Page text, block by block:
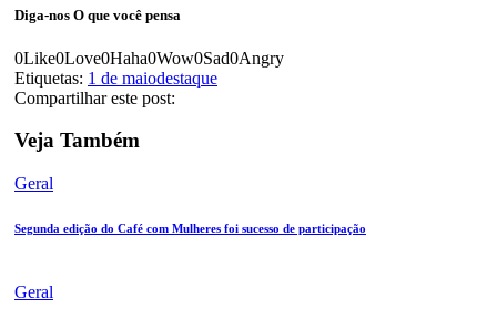
Diga-nos O que você pensa
0Like0Love0Haha0Wow0Sad0Angry
Etiquetas: 1 de maiodestaque
Compartilhar este post:
Veja Também
Geral
Segunda edição do Café com Mulheres foi sucesso de participação
Geral